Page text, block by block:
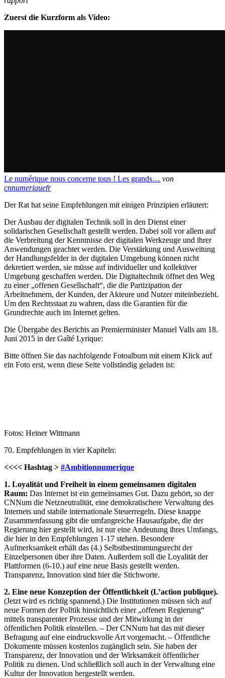
Zuerst die Kurzform als Video:
Le numérique nous concerne tous ! Les grands… von
cnnumeriquefr
Der Rat hat seine Empfehlungen mit einigen Prinzipien erläutert:
Der Ausbau der digitalen Technik soll in den Dienst einer
solidarischen Gesellschaft gestellt werden. Dabei soll vor allem auf
die Verbreitung der Kenntnisse der digitalen Werkzeuge und ihrer
Anwendungen geachtet werden. Die Verstärkung und Ausweitung
der Handlungsfelder in der digitalen Umgebung können nicht
dekretiert werden, sie müsse auf individueller und kollektiver
Umgebung geschaffen werden. Die Digitaltechnik öffnet den Weg
zu einer „offenen Gesellschaft“, die die Partizipation der
Arbeitnehmern, der Kunden, der Akteure und Nutzer miteinbezieht.
Um den Rechtsstaat zu wahren, dass die Garantien für die
Grundrechte auch im Internet gelten.
Die Übergabe des Berichts an Premierminister Manuel Valls am 18.
Juni 2015 in der Gaîté Lyrique:
Bitte öffnen Sie das nachfolgende Fotoalbum mit einem Klick auf
ein Foto erst, wenn diese Seite vollständig geladen ist:
Fotos: Heiner Wittmann
70. Empfehlungen in vier Kapiteln:
<<<< Hashtag > #Ambitionnumerique
1. Loyalität und Freiheit in einem gemeinsamen digitalen
Raum: Das Internet ist ein gemeinsames Gut. Dazu gehört, so der
CNNum die Netzneutralität, eine demokratischere Verwaltung des
Internets und stabile internationale Steuerregeln. Diese knappe
Zusammenfassung gibt die umfangreiche Hausaufgabe, die der
Regierung hier gestellt wird, ist nur eine Andeutung ihres Umfangs,
die hier in den Empfehlungen 1-17 stehen. Besondere
Aufmerksamkeit erhält das (4.) Selbstbestimmungsrecht der
Einzelpersonen über ihre Daten. Außerdem soll die Loyalität der
Plattformen (6-10.) auf eine neue Basis gestellt werden.
Transparenz, Innovation sind hier die Stichworte.
2. Eine neue Konzeption der Öffentlichkeit (L’action publique).
(Jetzt wird es richtig spannend.) Die Institutionen müssen sich auf
neue Formen der Politik hinsichtlich einer „offenen Regierung“
mittels transparenter Prozesse und der Mitwirkung in der
öffentlichen Politik einstellen. – Der CNNum hat das mit dieser
Befragung auf eine eindrucksvolle Art vorgemacht. – Öffentliche
Dokumente müssen kostenlos zugänglich sein. Sie haben der
Transparenz, der Innovation und der Wirksamkeit öffentlicher
Politik zu dienen. Und schließlich soll auch in der Verwaltung eine
Kultur der Innovation hergestellt werden.